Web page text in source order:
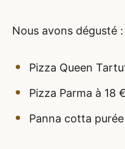
Nous avons dégusté :
Pizza Queen
Pizza Parma à 18 €
Panna cotta purée